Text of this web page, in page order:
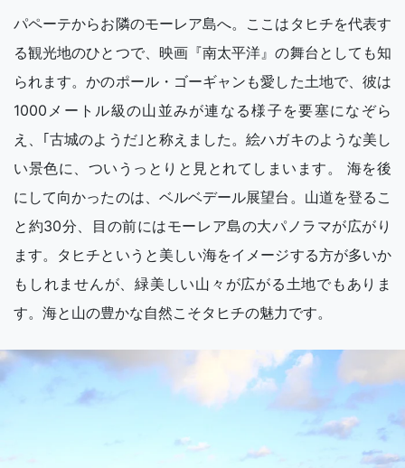
パペーテからお隣のモーレア島へ。ここはタヒチを代表す
る観光地のひとつで、映画『南太平洋』の舞台としても知
られます。かのポール・ゴーギャンも愛した土地で、彼は
1000メートル級の山並みが連なる様子を要塞になぞら
え、｢古城のようだ｣と称えました。絵ハガキのような美し
い景色に、ついうっとりと見とれてしまいます。 海を後
にして向かったのは、ベルベデール展望台。山道を登るこ
と約30分、目の前にはモーレア島の大パノラマが広がり
ます。タヒチというと美しい海をイメージする方が多いか
もしれませんが、緑美しい山々が広がる土地でもありま
す。海と山の豊かな自然こそタヒチの魅力です。